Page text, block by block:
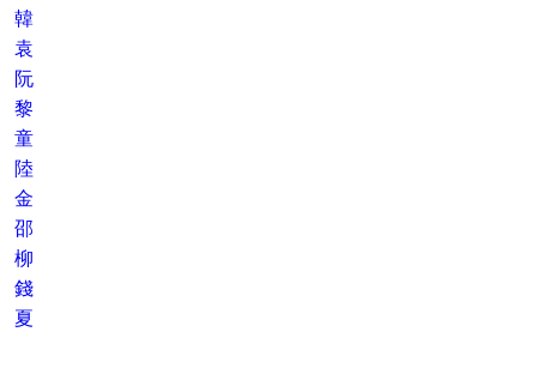
韓
袁
阮
黎
童
陸
金
邵
柳
錢
夏